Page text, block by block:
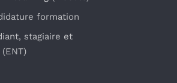
formation
stagiaire et